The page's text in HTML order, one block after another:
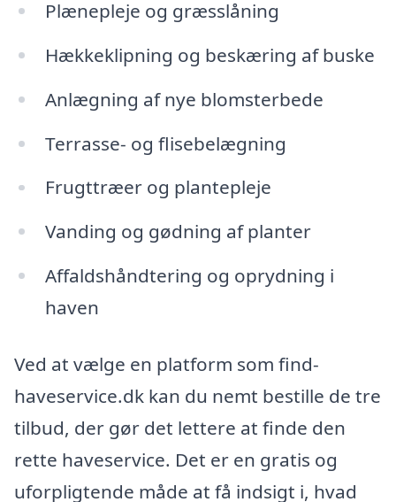
Plænepleje og græsslåning
Hækkeklipning og beskæring af buske
Anlægning af nye blomsterbede
Terrasse- og flisebelægning
Frugttræer og plantepleje
Vanding og gødning af planter
Affaldshåndtering og oprydning i
haven
Ved at vælge en platform som find-
haveservice.dk kan du nemt bestille de tre
tilbud, der gør det lettere at finde den
rette haveservice. Det er en gratis og
uforpligtende måde at få indsigt i, hvad